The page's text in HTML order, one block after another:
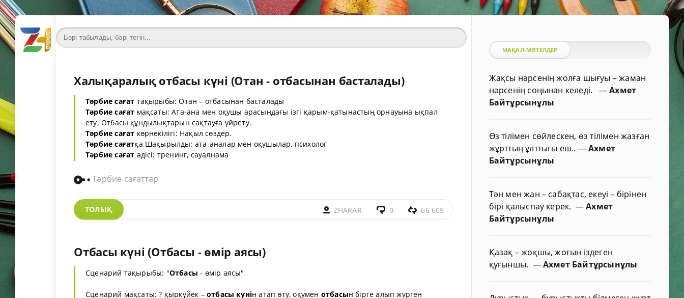
Халықаралық отбасы күні (Отан - отбасынан басталады)
Тәрбие сағат тақырыбы: Отан – отбасынан басталады
Тәрбие сағат мақсаты: Ата-ана мен оқушы арасындағы ізгі қарым-қатынастың орнауына ықпал
ету. Отбасы құндылықтарын сақтауға үйрету.
Тәрбие сағат көрнекілігі: Нақыл сөздер.
Тәрбие сағатқа Шақырылды: ата-аналар мен оқушылар, психолог
Тәрбие сағат әдісі: тренинг, сауалнама
Тәрбие сағаттар
ТОЛЫҚ ZHARAR 0 66 609
Отбасы күні (Отбасы - өмір аясы)
Сценарий тақырыбы: "Отбасы - өмір аясы"
Сценарий мақсаты: ? қыркүйек – отбасы күнін атап өту, оқумен отбасын бірге алып жүрген
МАҚАЛ-МӘТЕЛДЕР
Жақсы нәрсенің жолға шығуы – жаман
нәрсенің соңынан келеді. —Ахмет
Байтұрсынұлы
Өз тілімен сөйлескен, өз тілімен жазған
жұрттың ұлттығы еш.. —Ахмет
Байтұрсынұлы
Тән мен жан – сабақтас, екеуі – бірінен
бірі қалыспау керек. —Ахмет
Байтұрсынұлы
Қазақ – жоқшы, жоғын іздеген
қуғыншы. —Ахмет Байтұрсынұлы